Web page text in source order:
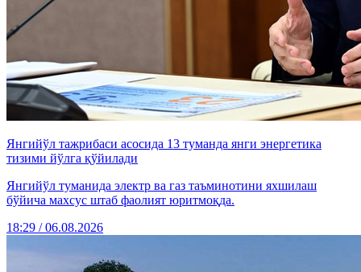
Янгийўл тажрибаси асосида 13 туманда янги энергетика
тизими йўлга қўйилади
Янгийўл туманида электр ва газ таъминотини яхшилаш
бўйича махсус штаб фаолият юритмоқда.
18:29 / 06.08.2026